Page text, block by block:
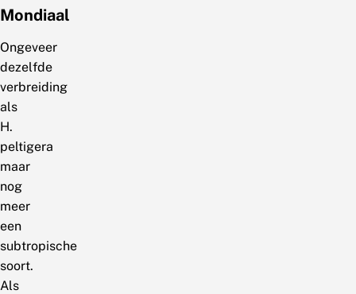
Mondiaal
Ongeveer
dezelfde
verbreiding
als
H.
peltigera
maar
nog
meer
een
subtropische
soort.
Als